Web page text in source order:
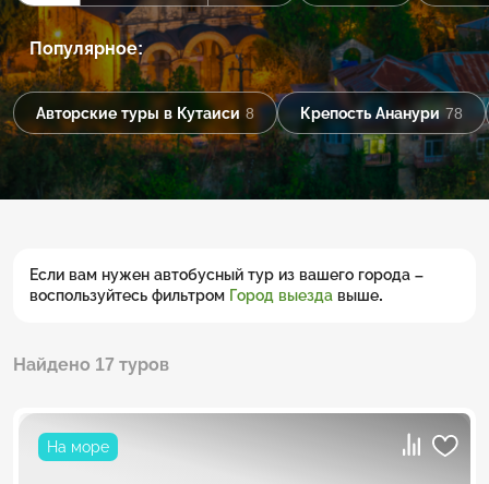
Популярное:
Авторские туры в Кутаиси 8 Крепость Ананури 78
Если вам нужен автобусный тур из вашего города –
воспользуйтесь фильтром Город выезда выше.
Найдено 17 туров
На море